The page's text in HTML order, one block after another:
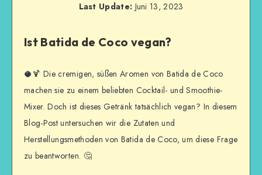
Last Update: Juni 13, 2023
Ist Batida de Coco vegan?
🥥🍹 Die cremigen, süßen Aromen von Batida de Coco
machen sie zu einem beliebten Cocktail- und Smoothie-
Mixer. Doch ist dieses Getränk tatsächlich vegan? In diesem
Blog-Post untersuchen wir die Zutaten und
Herstellungsmethoden von Batida de Coco, um diese Frage
zu beantworten. 🤔